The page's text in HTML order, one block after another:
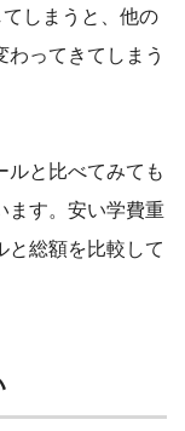
しまうと、他の
ってきてしまう
ルと比べてみても
ます。安い学費重
総額を比較して